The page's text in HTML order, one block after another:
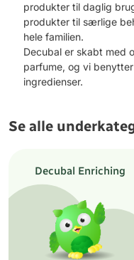
produkter til daglig
produkter til særlige
hele familien.
Decubal er skabt med
parfume, og vi
ingredienser.
Se alle
Decubal Enriching